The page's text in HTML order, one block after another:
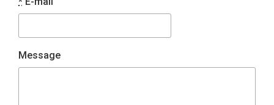
Message